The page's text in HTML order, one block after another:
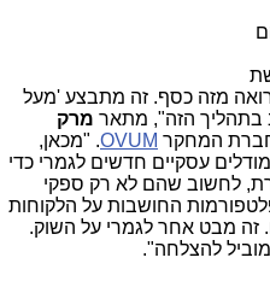
מזה כסף. זה מתבצע 'מעל
בתהליך הזה", מתאר מרק
OVUM. "מכאן,
עסקיים חדשים לגמרי כדי
לחשוב שהם לא רק ספקי
החושבות על הלקוחות
זה מבט אחר לגמרי על השוק.
להצלחה".